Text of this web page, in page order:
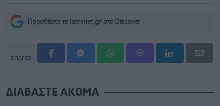
Προσθέστε το iatronet.gr στο Discover
shares
ΔΙΑΒΑΣΤΕ ΑΚΟΜΑ